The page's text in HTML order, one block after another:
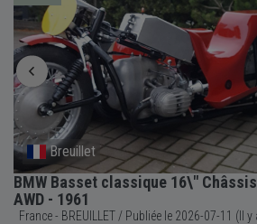
Breuillet
BMW Basset classique 16\" Châssis
AWD - 1961
France - BREUILLET / Publiée le 2026-07-11 (Il y a